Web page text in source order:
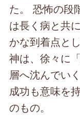
た。 恐怖の段
は長く病と共
かな到着点と
神は、徐々に
層へ沈んでい
成功も意味を
のもの。